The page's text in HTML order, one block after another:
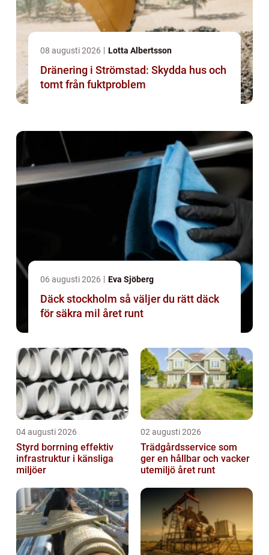
08 augusti 2026 Lotta Albertsson
Dränering i Strömstad: Skydda hus och
tomt från fuktproblem
06 augusti 2026 Eva Sjöberg
Däck stockholm så väljer du rätt däck
för säkra mil året runt
04 augusti 2026
Styrd borrning effektiv
infrastruktur i känsliga
miljöer
02 augusti 2026
Trädgårdsservice som
ger en hållbar och vacker
utemiljö året runt